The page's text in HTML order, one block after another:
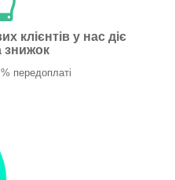
клієнтів у нас діє
знижок
передоплаті